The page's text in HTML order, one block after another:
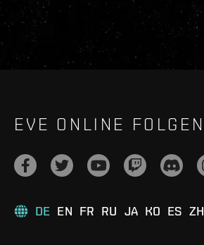
EVE ONLINE FOLGEN
DE EN FR RU JA KO ES ZH